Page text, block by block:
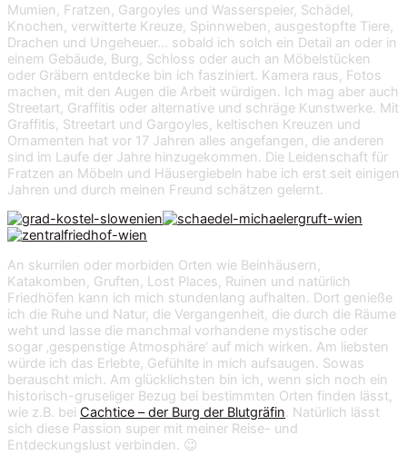
Mumien, Fratzen, Gargoyles und Wasserspeier, Schädel,
Knochen, verwitterte Kreuze, Spinnweben, ausgestopfte Tiere,
Drachen und Ungeheuer… sobald ich solch ein Detail an oder in
einem Gebäude, Burg, Schloss oder auch an Möbelstücken
oder Gräbern entdecke bin ich fasziniert. Kamera raus, Fotos
machen, mit den Augen die Arbeit würdigen. Ich mag aber auch
Streetart, Graffitis oder alternative und schräge Kunstwerke. Mit
Graffitis, Streetart und Gargoyles, keltischen Kreuzen und
Ornamenten hat vor 17 Jahren alles angefangen, die anderen
sind im Laufe der Jahre hinzugekommen. Die Leidenschaft für
Fratzen an Möbeln und Häusergiebeln habe ich erst seit einigen
Jahren und durch meinen Freund schätzen gelernt.
An skurrilen oder morbiden Orten wie Beinhäusern,
Katakomben, Gruften, Lost Places, Ruinen und natürlich
Friedhöfen kann ich mich stundenlang aufhalten. Dort genieße
ich die Ruhe und Natur, die Vergangenheit, die durch die Räume
weht und lasse die manchmal vorhandene mystische oder
sogar ‚gespenstige Atmosphäre‘ auf mich wirken. Am liebsten
würde ich das Erlebte, Gefühlte in mich aufsaugen. Sowas
berauscht mich. Am glücklichsten bin ich, wenn sich noch ein
historisch-gruseliger Bezug bei bestimmten Orten finden lässt,
wie z.B. bei Cachtice – der Burg der Blutgräfin. Natürlich lässt
sich diese Passion super mit meiner Reise- und
Entdeckungslust verbinden. 😉